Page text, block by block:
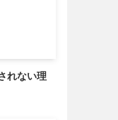
れない理